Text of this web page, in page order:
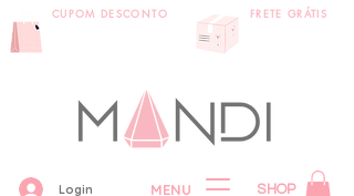
CUPOM DESCONTO FRETE GRÁTIS
Login MENU SHOP